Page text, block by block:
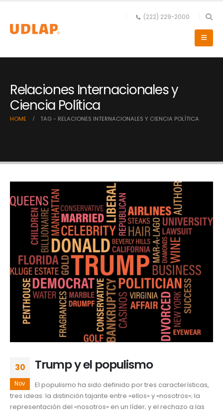
(222) 229-2000
Relaciones Internacionales y
Ciencia Política
HOME TAG - RELACIONES INTERNACIONALES Y CIENCIA POLÍTICA
30
Nov
Trump y el populismo
El populismo ha sido definido por tres características,
tres ideas: la distinción tajante entre «ellos» y «nosotros»; la
representación del «nosotros» en un líder; y el rechazo a las